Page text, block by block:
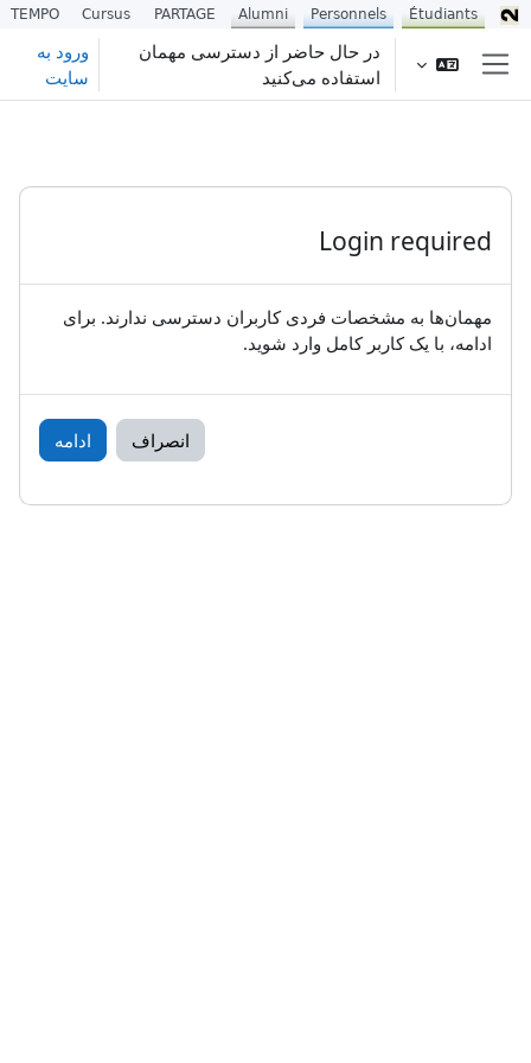
پرش به محتوای اصلیدر حال حاضر از دسترسی مهمان
استفاده می‌کنید
ورود به
سایت
Login required
مهمان‌ها به مشخصات فردی کاربران دسترسی ندارند. برای
ادامه، با یک کاربر کامل وارد شوید.
انصراف ادامه
Étudiants
Personnels
Alumni
PARTAGE
Cursus
TEMPO